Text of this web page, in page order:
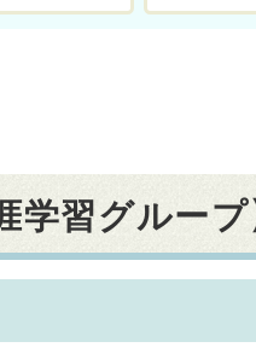
学習グルー